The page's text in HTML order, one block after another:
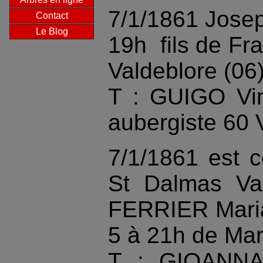
7/1/1861
19h
fils de
Valdeblore
T : GUIGO
aubergiste 60
7/1/1861 est
St Dalmas
FERRIER
5 à 21h de
Contact
Le Blog